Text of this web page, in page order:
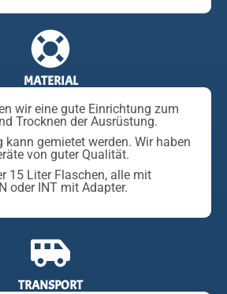
MATERIAL
wir eine gute Einrichtung zum
Trocknen der Ausrüstung.
gemietet werden. Wir haben
von guter Qualität.
15 Liter Flaschen, alle mit
oder INT mit Adapter.
TRANSPORT